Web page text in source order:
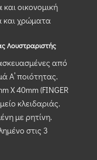
οικονομική
και χρώματα
Λουστραριστής
από
Α’ ποιότητας.
X 40mm (FINGER
κλειδαριάς.
με ρητίνη.
στις 3